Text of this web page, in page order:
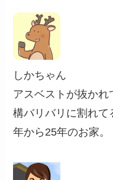
しかちゃん
アスベストが抜か
構バリバリに割れ
年から25年のお家。